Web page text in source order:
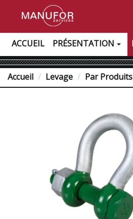
ACCUEIL PRÉSENTATION
Accueil Levage Par Produits